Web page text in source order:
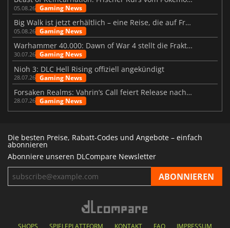
05.08.26 Gaming News
Big Walk ist jetzt erhältlich – eine Reise, die auf Freundschaft basiert
05.08.26 Gaming News
Warhammer 40.000: Dawn of War 4 stellt die Fraktion der Necrons vor
30.07.26 Gaming News
Nioh 3: DLC Hell Rising offiziell angekündigt
28.07.26 Gaming News
Forsaken Realms: Vahrin’s Call feiert Release nach 10 Jahren
28.07.26 Gaming News
Die besten Preise, Rabatt-Codes und Angebote – einfach
abonnieren
Abonniere unseren DLCompare Newsletter
SHOPS SPIELEPLATTFORM KONTAKT FAQ IMPRESSUM